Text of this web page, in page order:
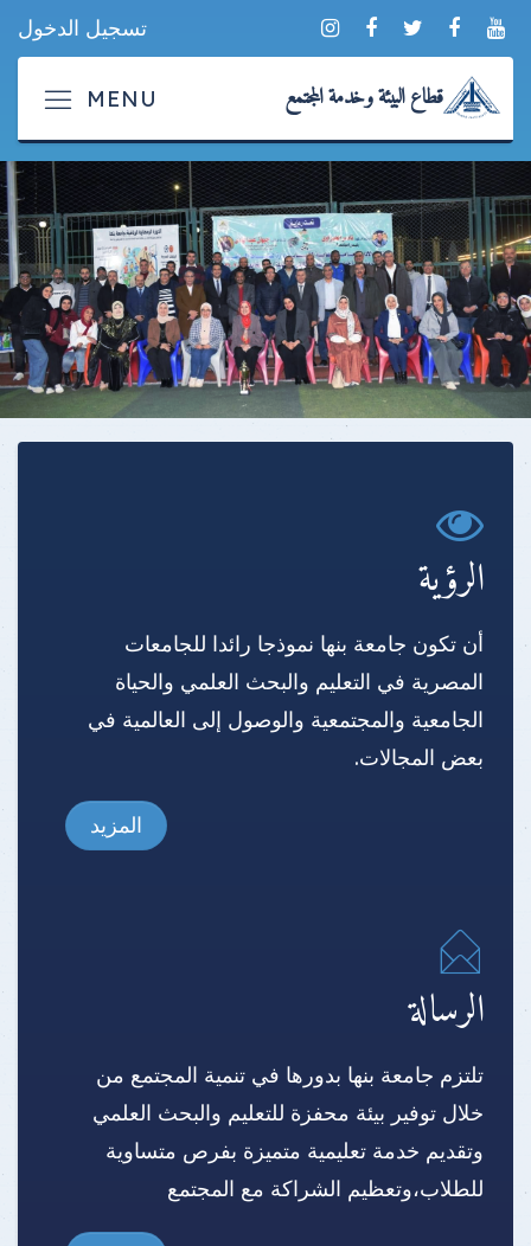
تسجيل الدخول
قطاع البيئة وخدمة المجتمع
الرؤية
أن تكون جامعة بنها نموذجا رائدا للجامعات
المصرية في التعليم والبحث العلمي والحياة
الجامعية والمجتمعية والوصول إلى العالمية في
بعض المجالات.
المزيد
الرسالة
تلتزم جامعة بنها بدورها في تنمية المجتمع من
خلال توفير بيئة محفزة للتعليم والبحث العلمي
وتقديم خدمة تعليمية متميزة بفرص متساوية
للطلاب،وتعظيم الشراكة مع المجتمع